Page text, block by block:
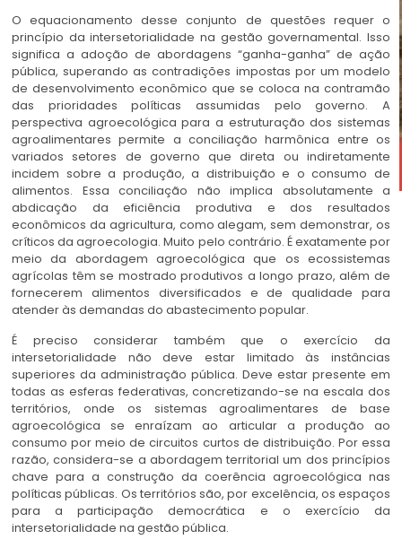
O equacionamento desse conjunto de questões requer o
princípio da intersetorialidade na gestão governamental. Isso
significa a adoção de abordagens “ganha-ganha” de ação
pública, superando as contradições impostas por um modelo
de desenvolvimento econômico que se coloca na contramão
das prioridades políticas assumidas pelo governo. A
perspectiva agroecológica para a estruturação dos sistemas
agroalimentares permite a conciliação harmônica entre os
variados setores de governo que direta ou indiretamente
incidem sobre a produção, a distribuição e o consumo de
alimentos. Essa conciliação não implica absolutamente a
abdicação da eficiência produtiva e dos resultados
econômicos da agricultura, como alegam, sem demonstrar, os
críticos da agroecologia. Muito pelo contrário. É exatamente por
meio da abordagem agroecológica que os ecossistemas
agrícolas têm se mostrado produtivos a longo prazo, além de
fornecerem alimentos diversificados e de qualidade para
atender às demandas do abastecimento popular.
É preciso considerar também que o exercício da
intersetorialidade não deve estar limitado às instâncias
superiores da administração pública. Deve estar presente em
todas as esferas federativas, concretizando-se na escala dos
territórios, onde os sistemas agroalimentares de base
agroecológica se enraízam ao articular a produção ao
consumo por meio de circuitos curtos de distribuição. Por essa
razão, considera-se a abordagem territorial um dos princípios
chave para a construção da coerência agroecológica nas
políticas públicas. Os territórios são, por excelência, os espaços
para a participação democrática e o exercício da
intersetorialidade na gestão pública.